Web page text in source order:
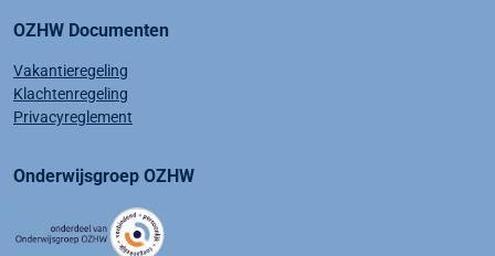
OZHW Documenten
Vakantieregeling
Klachtenregeling
Privacyreglement
Onderwijsgroep OZHW